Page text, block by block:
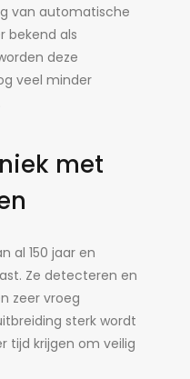
van automatische
bekend als
deze
veel minder
met
al 150 jaar en
Ze detecteren en
zeer vroeg
sterk wordt
tijd krijgen om veilig